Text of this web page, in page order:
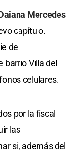
Mercedes
capítulo.
de
Villa del
celulares.
por la fiscal
las
si, además del